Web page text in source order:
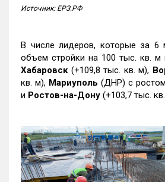
Источник: ЕРЗ.РФ
В числе лидеров, которые за 6
объем стройки на 100 тыс. кв. м
Хабаровск (+109,8 тыс. кв. м),
кв. м), Мариуполь (ДНР) с
и Ростов-на-Дону (+103,7 тыс.